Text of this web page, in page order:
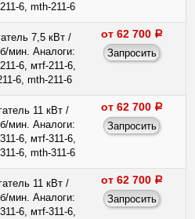
6, mth-211-6
7,5 кВт /
мин. Аналоги:
6, мтf-211-6,
6, mth-211-6
от 62 700 a
11 кВт /
мин. Аналоги:
6, мтf-311-6,
6, mth-311-6
от 62 700 a
11 кВт /
мин. Аналоги:
6, мтf-311-6,
от 62 700 a